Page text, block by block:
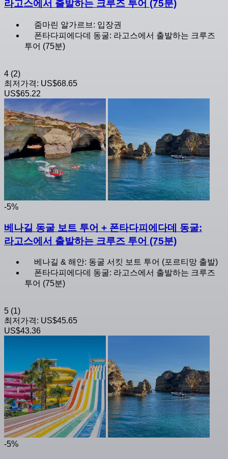
라고스에서 출발하는 크루즈 투어 (75분)
줌마린 알가르브: 입장권
폰타다피에다데 동굴: 라고스에서 출발하는 크루즈
투어 (75분)
4 (2)
최저가격: US$68.65
US$65.22
-5%
베나길 동굴 보트 투어 + 폰타다피에다데 동굴:
라고스에서 출발하는 크루즈 투어 (75분)
베나길 & 해안: 동굴 서킷 보트 투어 (포르티망 출발)
폰타다피에다데 동굴: 라고스에서 출발하는 크루즈
투어 (75분)
5 (1)
최저가격: US$45.65
US$43.36
-5%